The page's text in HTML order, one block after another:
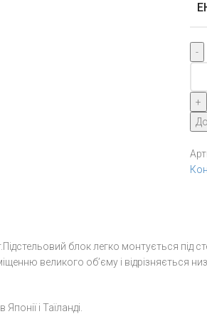
E/
E/
блок легко монтується
великого об’єму і відрізняється
і Таїланді.